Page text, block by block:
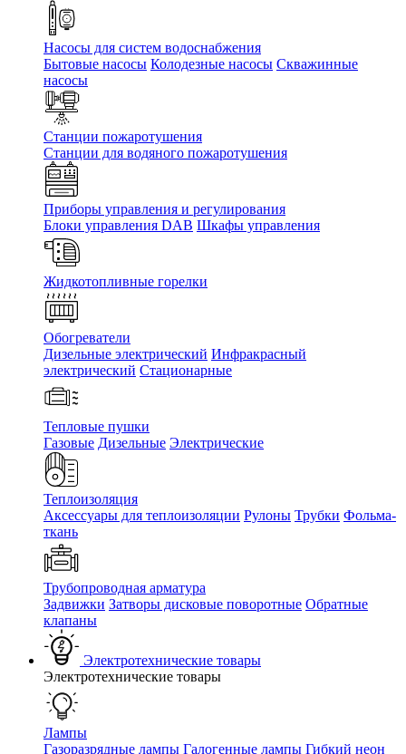
Насосы для систем водоснабжения
Бытовые насосы Колодезные насосы Скважинные
насосы
Станции пожаротушения
Станции для водяного пожаротушения
Приборы управления и регулирования
Блоки управления DAB Шкафы управления
Жидкотопливные горелки
Обогреватели
Дизельные электрический Инфракрасный
электрический Стационарные
Тепловые пушки
Газовые Дизельные Электрические
Теплоизоляция
Аксессуары для теплоизоляции Рулоны Трубки Фольма-
ткань
Трубопроводная арматура
Задвижки Затворы дисковые поворотные Обратные
клапаны
Электротехнические товары
Электротехнические товары
Лампы
Газоразрядные лампы Галогенные лампы Гибкий неон